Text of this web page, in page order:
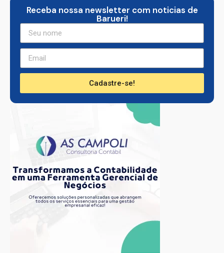
Receba nossa newsletter com noticias de
Barueri!
Cadastre-se!